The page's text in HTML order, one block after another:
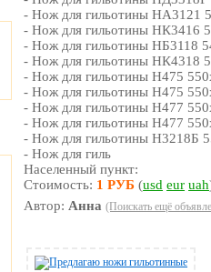
- Нож для гильотины НА3121
- Нож для гильотины НК3416
- Нож для гильотины НБ3118
- Нож для гильотины НК4318
- Нож для гильотины Н475
- Нож для гильотины Н475
- Нож для гильотины Н477
- Нож для гильотины Н477
- Нож для гильотины Н3218Б
- Нож для гиль
Населенный пункт:
Стоимость: 1 РУБ (usd eur uah
Автор: Анна (Поискать ещё